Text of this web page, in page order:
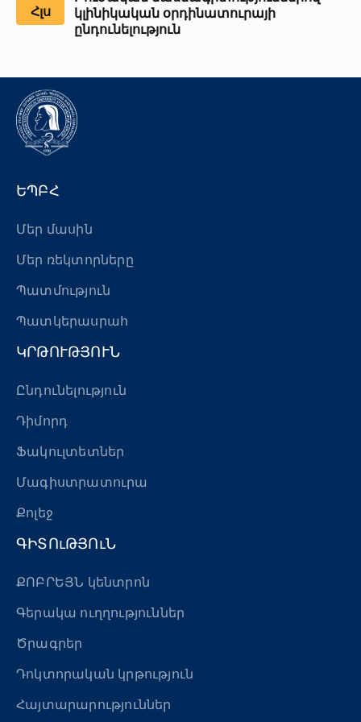
(գաստրոէնտերոլոգիա և հեպատոլոգիա)
ամբիոն
Մանկաբարձության և գինեկոլոգիայի թիվ 2
ամբիոն
Ֆթիզիատրիայի ամբիոն
Մանկաբուժության թիվ 1 ամբիոն
Նորմալ անատոմիայի ամբիոն
Բժշկական գենետիկայի և մոլեկուլյար
ախտորոշման ամբիոն
Հլս
կլինիկական օրդինատուրայի
ընդունելություն
ԵՊԲՀ
Մեր մասին
Մեր ռեկտորները
Պատմություն
Պատկերասրահ
ԿՐԹՈՒԹՅՈՒՆ
Ընդունելություն
Դիմորդ
Ֆակուլտետներ
Մագիստրատուրա
Քոլեջ
ԳԻՏՈւԹՅՈւՆ
ՔՈԲՐԵՅՆ կենտրոն
Գերակա ուղղություններ
Ծրագրեր
Դոկտորական կրթություն
Հայտարարություններ